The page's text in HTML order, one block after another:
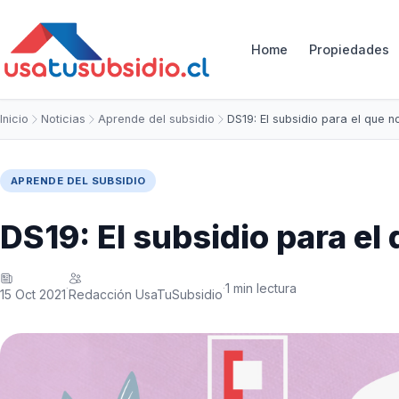
Home Propiedades
Inicio Noticias Aprende del subsidio DS19: El subsidio para el que
APRENDE DEL SUBSIDIO
DS19: El subsidio para
15 Oct 2021·Redacción UsaTuSubsidio·1 min lectura